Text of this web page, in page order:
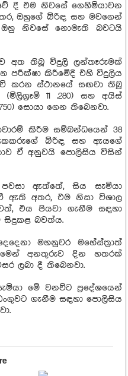
දී එම නිවසේ ගෙහිමියාවන
ඔහුගේ බිරිඳ සහ මවගෙන්
නිවසේ නොමැති බවටයි
අත තිබූ විදුලි ලන්තෑරුමක්
පරීක්ෂා කිරීමේදී එහි විදුලිය
කරන ස්ථානයේ සඟවා තිබූ
(මිලිග්‍රෑම් 11 .280) සහ අයිස්
සොයා ගෙන තිබෙනවා.
කිරීම සම්බන්ධයෙන් 38
බිරිඳ සහ ඇයගේ
ඒ අනුවයි පොලිසිය විසින්
ඇත්තේ, සිය සැමියා
ඇති අතර, එම නිසා විශාල
එය පියවා ගැනීම සඳහා
සිදුකළ බවත්ය.
මහනුවර මහේස්ත්‍රාත්
අනතුරුව දින හතරක්
ලබා දී තිබෙනවා.
මේ වනවිට ප්‍රදේශයෙන්
ගැනීම සඳහා පොලිසිය